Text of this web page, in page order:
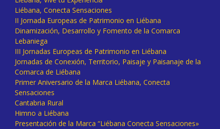
Liébana, Conecta Sensaciones
II Jornada Europeas de Patrimonio en Liébana
Dinamización, Desarrollo y Fomento de la Comarca
Lebaniega
III Jornadas Europeas de Patrimonio en Liébana
Jornadas de Conexión, Territorio, Paisaje y Paisanaje de la
Comarca de Liébana
Primer Aniversario de la Marca Liébana, Conecta
Sensaciones
Cantabria Rural
Himno a Liébana
Presentación de la Marca “Liébana Conecta Sensaciones»